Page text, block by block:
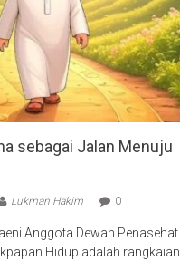
sebagai Jalan Menuju
Lukman Hakim 0
Anggota Dewan Penasehat
Hidup adalah rangkaian